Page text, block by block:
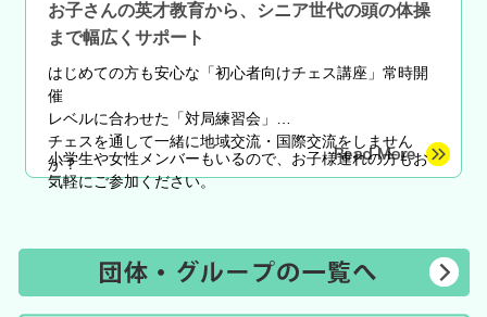
お子さんの英才教育から、シニア世代の頭の体操
まで幅広くサポート
はじめての方も安心な 「初心者向けチェス講座」常時開
催
レベルに合わせた「対局練習会」
チェスを通して一緒に地域交流・国際交流をしません
か？
小学生や女性メンバーもいるので、お子様連れの方もお
気軽にご参加ください。